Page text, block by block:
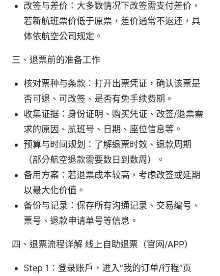
改签与差价：大多数情况下改签需支付差价，
若新航班票价低于原票，差价通常不返还，具
体依航空公司规定。
三、退票前的准备工作
核对票种与条款：打开出票凭证，确认该票是
否可退、可改签、是否有免手续费期。
收集证据：身份证明、购买凭证、改签/退票需
求的原因、航班号、日期、座位信息等。
预算与时间规划：了解退票时效、退款周期
（部分航空退款需要数日到数周）。
备用方案：若退票成本较高，考虑改签或延期
以最大化价值。
备份与记录：保存所有沟通记录、交易编号、
票号、退款申请单号等信息。
四、退票流程详解 线上自助退票（官网/APP）
Step 1：登录账户，进入“我的订单/行程”页